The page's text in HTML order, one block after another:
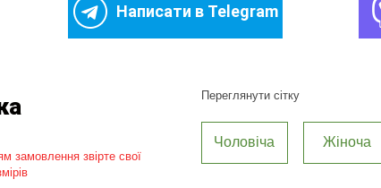
Написати в Telegram
замовлення звірте свої
Переглянути сітку
Чоловіча Жіноча